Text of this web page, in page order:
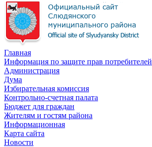
Главная
Информация по защите прав потребителей
Администрация
Дума
Избирательная комиссия
Контрольно-счетная палата
Бюджет для граждан
Жителям и гостям района
Информационная
Карта сайта
Новости